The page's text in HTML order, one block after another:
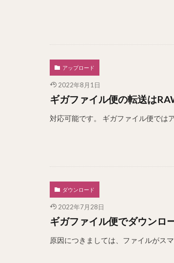
アップロード
2022年8月1日
ギガファイル便の転送は
対応可能です。 ギガファイル便では
ダウンロード
2022年7月28日
ギガファイル便でダウンロ
原因につきましては、ファイルがス